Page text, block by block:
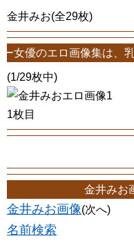
金井みお(全29枚)
ロ画像集は、乳楽館に
(1/29枚中)
1枚目
金井みお
金井みお画像(次へ)
名前検索